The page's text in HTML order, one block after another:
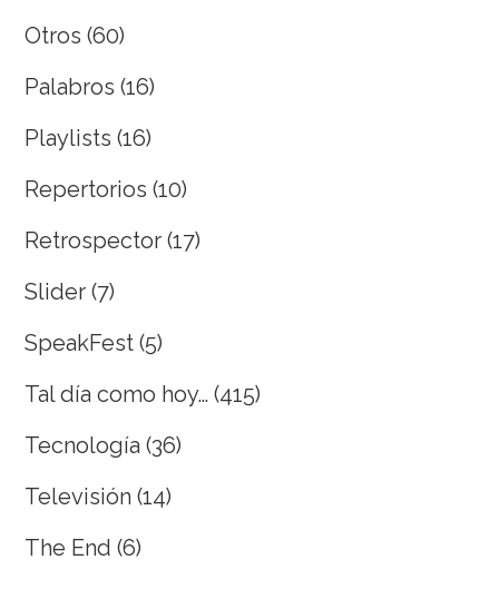
Otros (60)
Palabros (16)
Playlists (16)
Repertorios (10)
Retrospector (17)
Slider (7)
SpeakFest (5)
Tal día como hoy… (415)
Tecnología (36)
Televisión (14)
The End (6)